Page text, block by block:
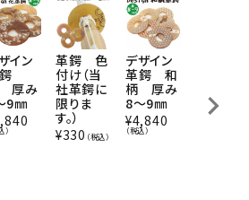
イン
厚み
9㎜
）
革鍔 色
付け（当
社革鍔に
限りま
す。）
¥330 （税込）
デザイン
革鍔 和
柄 厚み
8～9㎜
¥4,840
（税込）
3,960
（税込）